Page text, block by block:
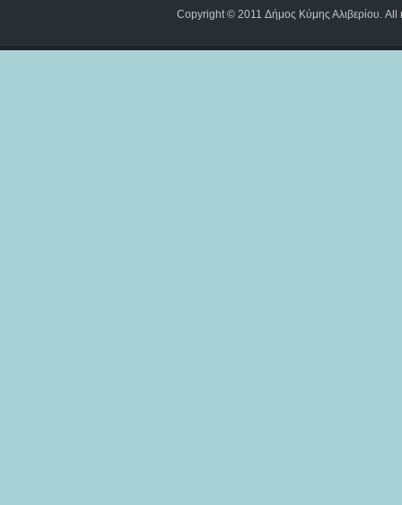
Copyright © 2011 Δήμος Κύμης Αλιβερίου.